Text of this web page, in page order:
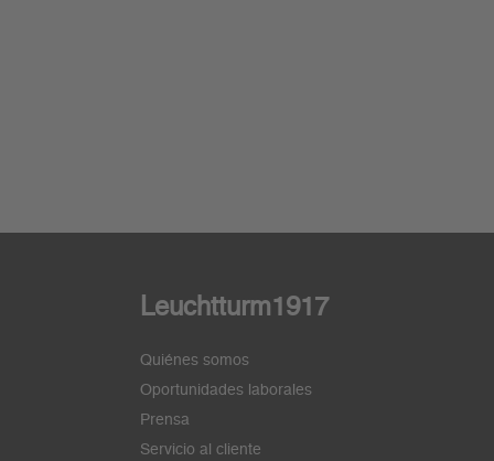
Leuchtturm1917
Quiénes somos
Oportunidades laborales
Prensa
Servicio al cliente